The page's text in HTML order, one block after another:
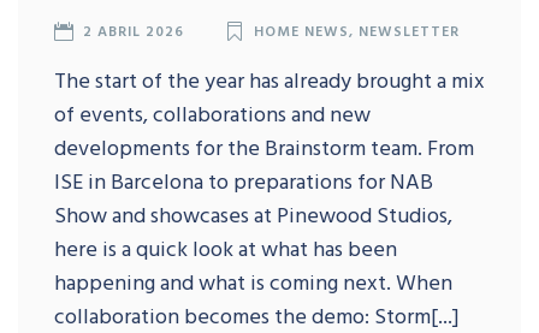
2 ABRIL 2026 HOME NEWS, NEWSLETTER
The start of the year has already brought a mix
of events, collaborations and new
developments for the Brainstorm team. From
ISE in Barcelona to preparations for NAB
Show and showcases at Pinewood Studios,
here is a quick look at what has been
happening and what is coming next. When
collaboration becomes the demo: Storm[...]